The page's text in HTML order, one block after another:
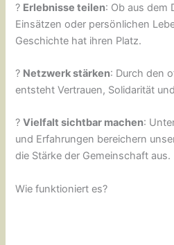
? Erlebnisse teilen: Ob aus dem
Einsätzen oder persönlichen
Geschichte hat ihren Platz.
? Netzwerk stärken: Durch den
entsteht Vertrauen, Solidarität
?Vielfalt sichtbar machen:
und Erfahrungen bereichern
die Stärke der Gemeinschaft aus.
Wie funktioniert es?